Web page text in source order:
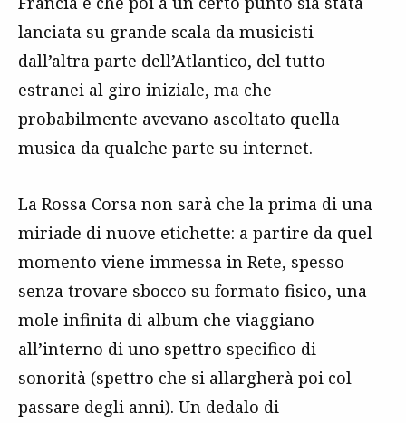
lanciata su grande scala da musicisti
dall’altra parte dell’Atlantico, del tutto
estranei al giro iniziale, ma che
probabilmente avevano ascoltato quella
musica da qualche parte su internet.
La Rossa Corsa non sarà che la prima di una
miriade di nuove etichette: a partire da quel
momento viene immessa in Rete, spesso
senza trovare sbocco su formato fisico, una
mole infinita di album che viaggiano
all’interno di uno spettro specifico di
sonorità (spettro che si allargherà poi col
passare degli anni). Un dedalo di